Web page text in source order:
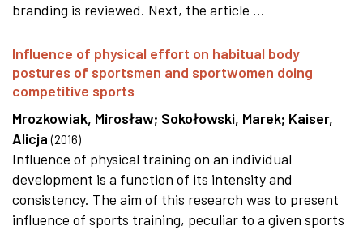
branding is reviewed. Next, the article ...
Influence of physical effort on habitual body
postures of sportsmen and sportwomen doing
competitive sports
Mrozkowiak, Mirosław; Sokołowski, Marek; Kaiser,
Alicja (2016)
Influence of physical training on an individual
development is a function of its intensity and
consistency. The aim of this research was to present
influence of sports training, peculiar to a given sports